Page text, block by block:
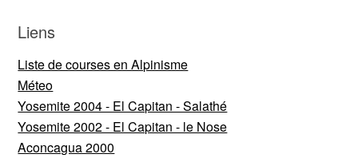
Liens
Liste de courses en Alpinisme
Méteo
Yosemite 2004 - El Capitan - Salathé
Yosemite 2002 - El Capitan - le Nose
Aconcagua 2000